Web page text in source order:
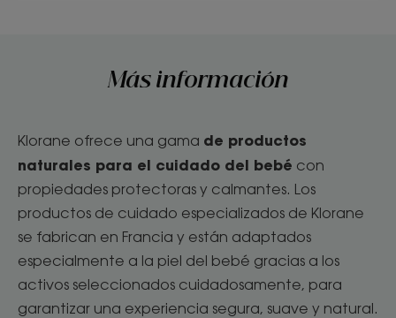
Más información
Klorane ofrece una gama de productos
naturales para el cuidado del bebé con
propiedades protectoras y calmantes. Los
productos de cuidado especializados de Klorane
se fabrican en Francia y están adaptados
especialmente a la piel del bebé gracias a los
activos seleccionados cuidadosamente, para
garantizar una experiencia segura, suave y natural.